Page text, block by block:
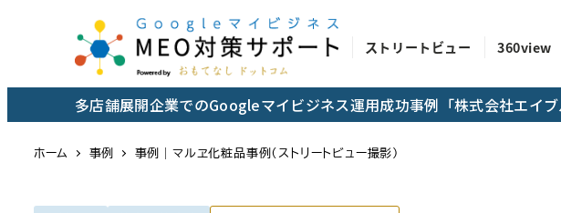
ン
ストリートビュー 360view
多店舗展開企業でのGoogleマイビジネス運用成功事例「株式会社エイ
ホーム 事例 事例｜マルヱ化粧品事例（ストリートビュー撮影）